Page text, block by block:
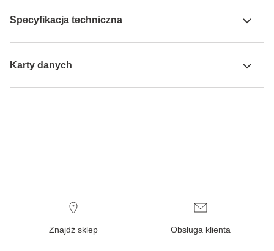
Specyfikacja techniczna
Karty danych
Znajdź sklep Obsługa klienta